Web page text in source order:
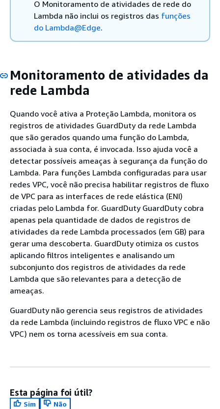
O Monitoramento de atividades de rede do
Lambda não inclui os registros das funções
do Lambda@Edge.
Monitoramento de atividades da
rede Lambda
Quando você ativa a Proteção Lambda, monitora os
registros de atividades GuardDuty da rede Lambda
que são gerados quando uma função do Lambda,
associada à sua conta, é invocada. Isso ajuda você a
detectar possíveis ameaças à segurança da função do
Lambda. Para funções Lambda configuradas para usar
redes VPC, você não precisa habilitar registros de fluxo
de VPC para as interfaces de rede elástica (ENI)
criadas pelo Lambda for. GuardDuty GuardDuty cobra
apenas pela quantidade de dados de registros de
atividades da rede Lambda processados (em GB) para
gerar uma descoberta. GuardDuty otimiza os custos
aplicando filtros inteligentes e analisando um
subconjunto dos registros de atividades da rede
Lambda que são relevantes para a detecção de
ameaças.
GuardDuty não gerencia seus registros de atividades
da rede Lambda (incluindo registros de fluxo VPC e não
VPC) nem os torna acessíveis em sua conta.
Esta página foi útil?
Sim
Não